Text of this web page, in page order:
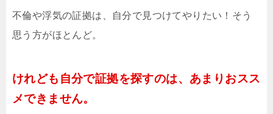
不倫や浮気の証拠は、自分で見つけてやりたい！そう
思う方がほとんど。
けれども自分で証拠を探すのは、あまりおスス
メできません。